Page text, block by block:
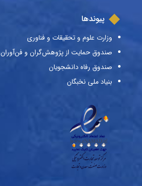
پیوندها
وزارت علوم و تحقیقات و فناوری
صندوق حمایت از پژوهش‌گران و فن‌آوران
صندوق رفاه دانشجویان
بنیاد ملی نخبگان